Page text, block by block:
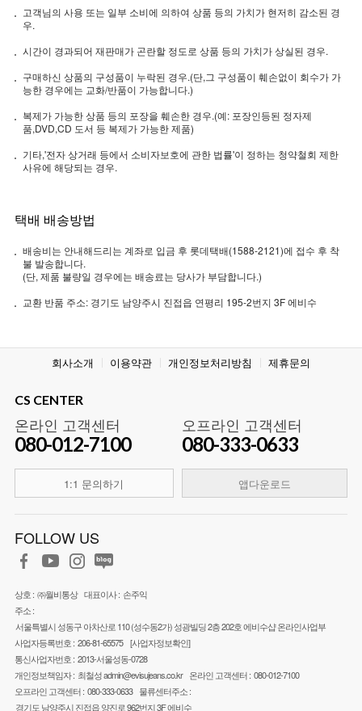
고객님의 사용 또는 일부 소비에 의하여 상품 등의 가치가 현저히 감소된 경
우.
시간이 경과되어 재판매가 곤란할 정도로 상품 등의 가치가 상실된 경우.
구매하신 상품의 구성품이 누락된 경우.(단,그 구성품이 훼손없이 회수가 가
능한 경우에는 교화/반품이 가능합니다.)
복제가 가능한 상품 등의 포장을 훼손한 경우.(예: 포장인등된 정자제
품,DVD,CD 도서 등 복제가 가능한 제품)
기타,'전자 상거래 등에서 소비자보호에 관한 법률'이 정하는 청약철회 제한
사유에 해당되는 경우.
택배 배송방법
배송비는 안내해드리는 계좌로 입금 후 롯데택배(1588-2121)에 접수 후 착
불 발송합니다.
(단, 제품 불량일 경우에는 배송료는 당사가 부담합니다.)
교환 반품 주소: 경기도 남양주시 진접읍 연평리 195-2번지 3F 에비수
회사소개 이용약관 개인정보처리방침 제휴문의
CS CENTER
온라인 고객센터
080-012-7100
1:1 문의하기
오프라인 고객센터
080-333-0633
앱다운로드
FOLLOW US
상호 : ㈜월비통상 대표이사 : 손주익
주소 :
서울특별시 성동구 아차산로 110 (성수동2가) 성광빌딩 2층 202호 에비수샵 온라인사업부
사업자등록번호 : 206-81-65575 [사업자정보확인]
통신사업자번호 : 2013-서울성동-0728
개인정보책임자 : 최철성admin@evisujeans.co.kr 온라인 고객센터 : 080-012-7100
오프라인 고객센터 : 080-333-0633 물류센터주소 :
경기도 남양주시 진접읍 양진로 962번지 3F 에비수